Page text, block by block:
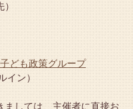
ども政策グループ
イン）
しては、主催者に直接お